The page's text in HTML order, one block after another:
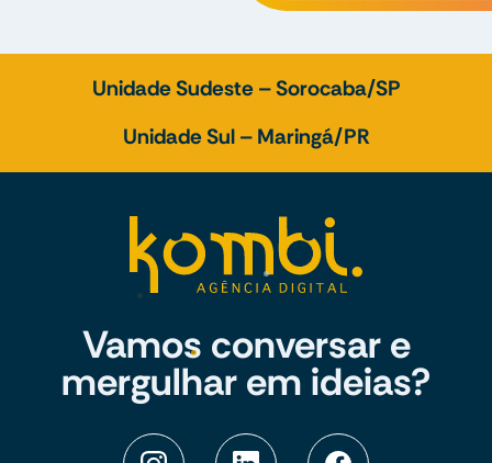
Unidade Sudeste – Sorocaba/SP
Unidade Sul – Maringá/PR
Vamos conversar e
mergulhar em ideias?